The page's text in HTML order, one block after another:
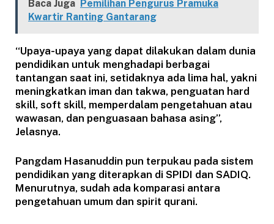
Baca Juga Pemilihan Pengurus Pramuka
Kwartir Ranting Gantarang
“Upaya-upaya yang dapat dilakukan dalam dunia
pendidikan untuk menghadapi berbagai
tantangan saat ini, setidaknya ada lima hal, yakni
meningkatkan iman dan takwa, penguatan hard
skill, soft skill, memperdalam pengetahuan atau
wawasan, dan penguasaan bahasa asing”,
Jelasnya.
Pangdam Hasanuddin pun terpukau pada sistem
pendidikan yang diterapkan di SPIDI dan SADIQ.
Menurutnya, sudah ada komparasi antara
pengetahuan umum dan spirit qurani.